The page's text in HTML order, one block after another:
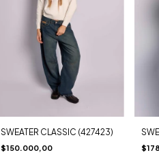
SWEATER CLASSIC (427423)
$150.000,00